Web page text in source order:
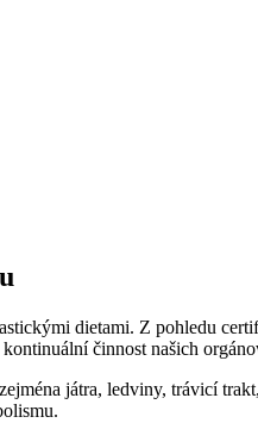
dietami. Z pohledu
činnost našich
játra, ledviny, trávicí